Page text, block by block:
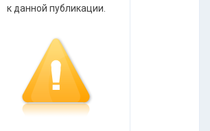
к данной публикации.